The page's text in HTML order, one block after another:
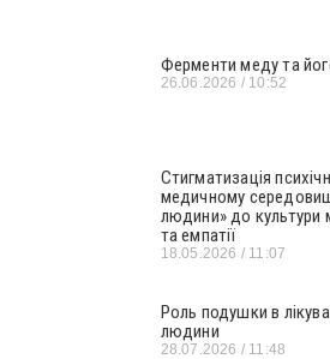
Ферменти меду та
26.06.2026 10:52
Стигматизація
медичному
людини» до культури
та емпатії
18.05.2026 11:07
Роль подушки в
людини
28.07.2026 11:48